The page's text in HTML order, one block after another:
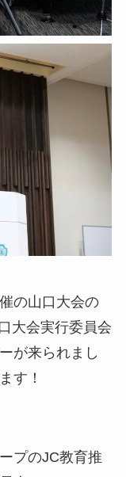
の山口大会の
大会実行委員会
が来られまし
す！
プのJC教育推